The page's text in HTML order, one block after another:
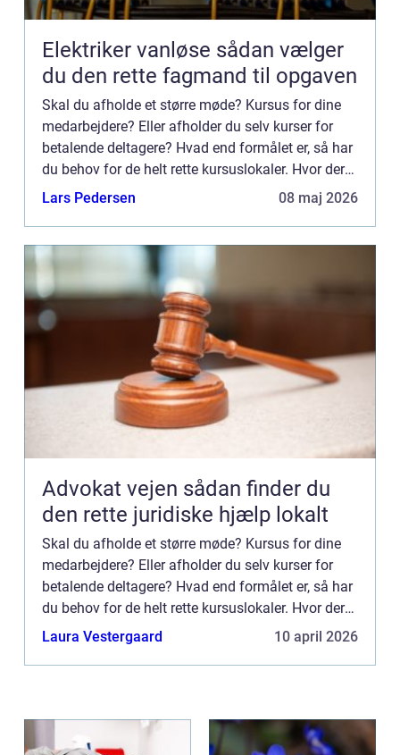
Elektriker vanløse sådan vælger
du den rette fagmand til opgaven
Skal du afholde et større møde? Kursus for dine
medarbejdere? Eller afholder du selv kurser for
betalende deltagere? Hvad end formålet er, så har
du behov for de helt rette kursuslokaler. Hvor der
er plads til dine deltagern...
Lars Pedersen 08 maj 2026
Advokat vejen sådan finder du
den rette juridiske hjælp lokalt
Skal du afholde et større møde? Kursus for dine
medarbejdere? Eller afholder du selv kurser for
betalende deltagere? Hvad end formålet er, så har
du behov for de helt rette kursuslokaler. Hvor der
er plads til dine deltagern...
Laura Vestergaard 10 april 2026